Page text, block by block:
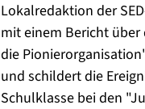
Lokalredaktion der
mit einem Bericht über
die
und schildert die
Schulklasse bei den